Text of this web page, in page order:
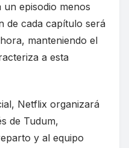
episodio menos
de cada capítulo será
manteniendo el
a esta
Netflix organizará
de Tudum,
y al equipo